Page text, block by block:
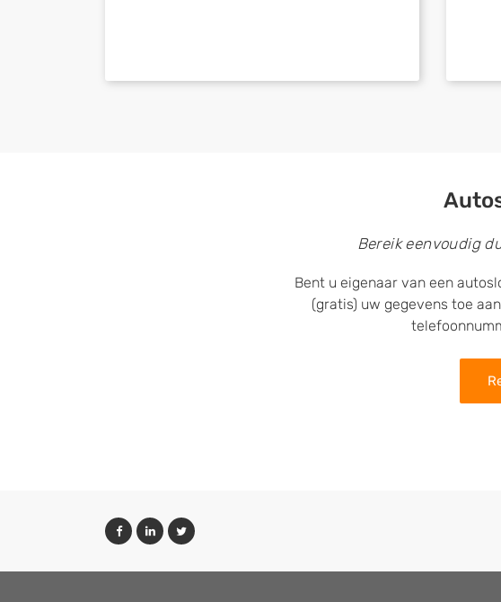
Bereik eenvoudig
Bent u eigenaar van een
(gratis) uw gegevens toe